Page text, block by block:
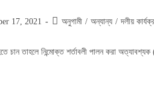
17, 2021
Postঅনুগামী / অন্যান্য / দলীয়
চান তাহলে নিন্মোক্ত শর্তাবলী পালন করা